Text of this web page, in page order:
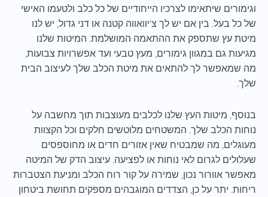
וגימורים שיתאימו לצרכיו הייחודיים של כל כלב ולטעמו האישי
של כל בעל. בין אם יש לך צ'יוואווה קטנה או דני גדול, יש לנו
מיטת עץ שתספק את ההתאמה המושלמת. המיטות שלנו
מגיעות גם במגוון גימורים, מעץ טבעי ועד אפשרויות צבועות,
מה שמאפשר לך להתאים את מיטת הכלב שלך לעיצוב הבית
שלך.
בנוסף, מיטות העץ שלנו לכלבים מעוצבות תוך מחשבה על
נוחות הכלב שלך. המשטחים מלוטשים חלקים וכל הקצוות
מעוגלים, מה שמבטיח שאין אזורים חדים או מחוספסים
שעלולים לגרום לאי נוחות או לפציעה. עיצוב הדק של המיטה
מאפשר אוורור נכון, שמירה על קור רוח הכלב ומניעת הצטברות
ריחות. יתר על כן, הצדדים המוגבהים מספקים תחושת ביטחון